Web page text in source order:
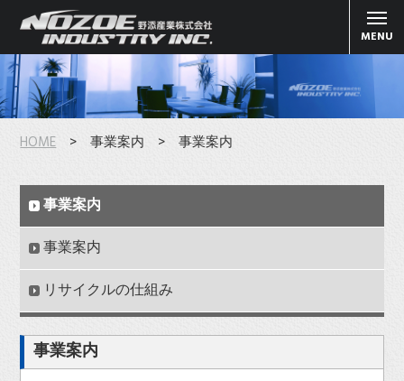
MENU
HOME> 事業案内 > 事業案内
事業案内
事業案内
リサイクルの仕組み
事業案内